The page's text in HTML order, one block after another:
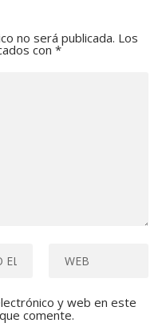
no será publicada. Los
con*
y web en este
comente.